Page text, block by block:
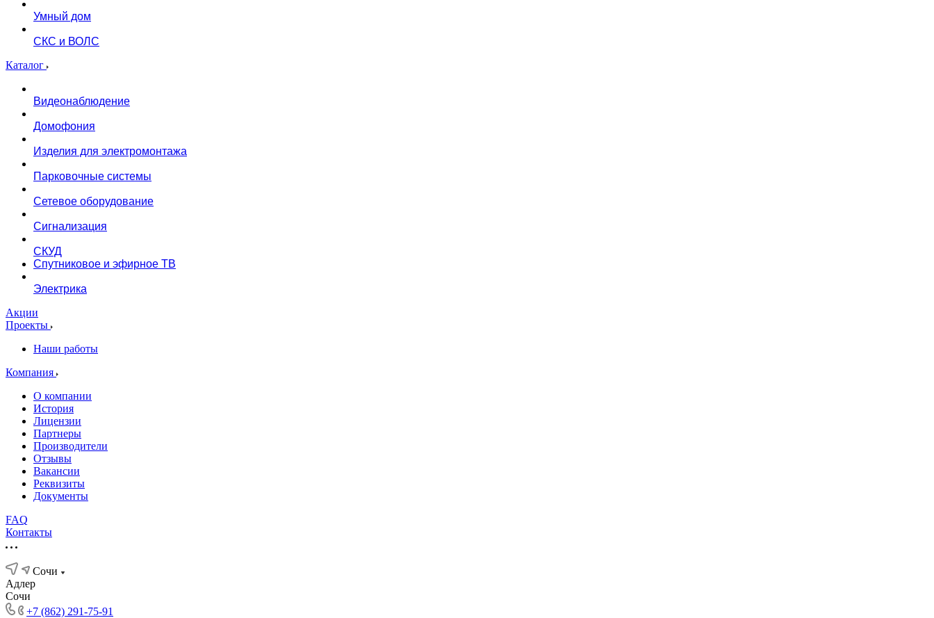
Умный дом
СКС и ВОЛС
Каталог
Видеонаблюдение
Домофония
Изделия для электромонтажа
Парковочные системы
Сетевое оборудование
Сигнализация
СКУД
Спутниковое и эфирное ТВ
Электрика
Акции
Проекты
Наши работы
Компания
О компании
История
Лицензии
Партнеры
Производители
Отзывы
Вакансии
Реквизиты
Документы
FAQ
Контакты
Сочи
Адлер
Сочи
+7 (862) 291-75-91